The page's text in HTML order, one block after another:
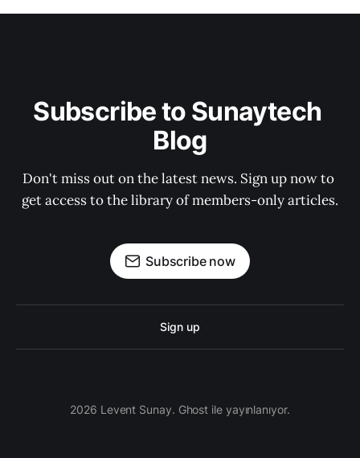
Subscribe to Sunaytech
Blog
Don't miss out on the latest news. Sign up now to
get access to the library of members-only articles.
Subscribe now
Sign up
2026 Levent Sunay. Ghost ile yayınlanıyor.